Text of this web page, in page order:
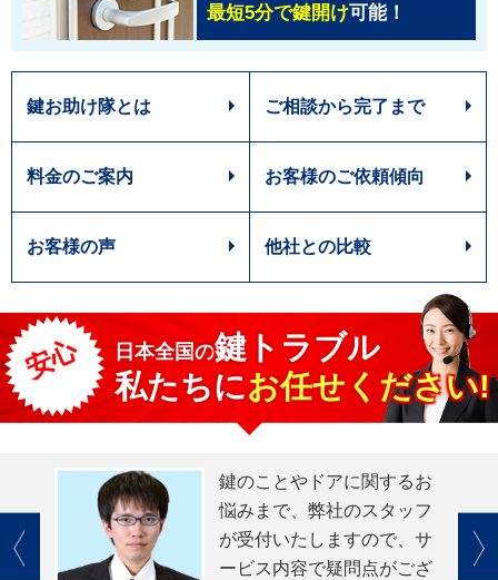
最短5分で鍵開け可能！
鍵お助け隊とは ご相談から完了まで
料金のご案内 お客様のご依頼傾向
お客様の声 他社との比較
安心 日本全国の鍵トラブル
私たちにお任せください!
鍵のことやドアに関するお
悩みまで、弊社のスタッフ
が受付いたしますので、サ
ービス内容で疑問点がござ